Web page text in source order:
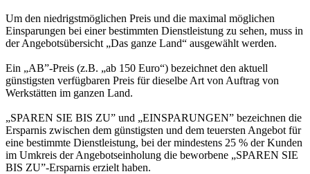
Um den niedrigstmöglichen Preis und die maximal möglichen
Einsparungen bei einer bestimmten Dienstleistung zu sehen, muss in
der Angebotsübersicht „Das ganze Land“ ausgewählt werden.
Ein „AB”-Preis (z.B. „ab 150 Euro“) bezeichnet den aktuell
günstigsten verfügbaren Preis für dieselbe Art von Auftrag von
Werkstätten im ganzen Land.
„SPAREN SIE BIS ZU” und „EINSPARUNGEN” bezeichnen die
Ersparnis zwischen dem günstigsten und dem teuersten Angebot für
eine bestimmte Dienstleistung, bei der mindestens 25 % der Kunden
im Umkreis der Angebotseinholung die beworbene „SPAREN SIE
BIS ZU”-Ersparnis erzielt haben.